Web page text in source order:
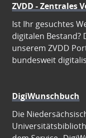
ZVDD - Zentrales
Ist Ihr gesuchtes
digitalen Bestand?
unserem ZVDD
bundesweit
DigiWunschbuch
Die